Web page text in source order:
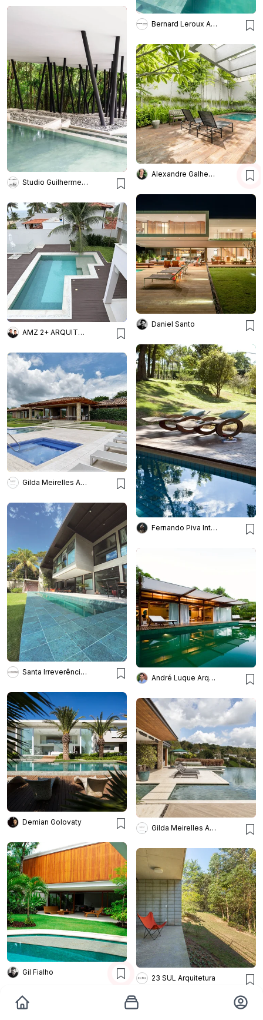
Bernard Leroux Arquitetos
Studio Guilherme Torres
Alexandre Galhego Paisagismo
Daniel Santo
AMZ 2+ ARQUITETURA
Fernando Piva Interiores
Gilda Meirelles Arquitetura
Santa Irreverência Arquitetura
André Luque Arquitetura
Demian Golovaty
Gilda Meirelles Arquitetura
Gil Fialho
23 SUL Arquitetura